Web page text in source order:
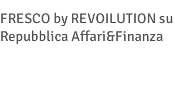
FRESCO by REVOILUTION su
Repubblica Affari&Finanza